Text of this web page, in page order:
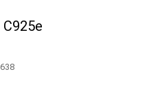
C925e
638